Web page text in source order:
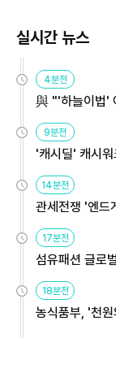
실시간 뉴스
4분전
與 "'하늘이법'
9분전
'캐시딜' 캐시
14분전
관세전쟁 '엔드
17분전
섬유패션 글로
18분전
농식품부, '천